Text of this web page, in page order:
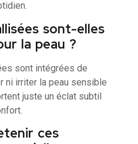
sont-elles
la peau ?
sont intégrées de
ni irriter la peau sensible
juste un éclat subtil
ces